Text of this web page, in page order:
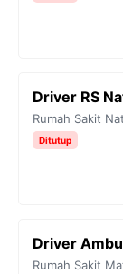
Driver RS
Rumah Sakit
Ditutup
Driver
Rumah Sakit